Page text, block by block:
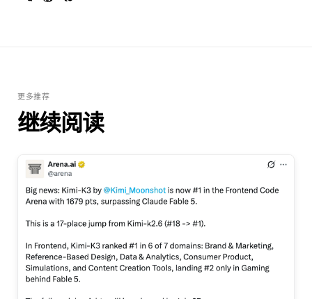
更多推荐
继续阅读